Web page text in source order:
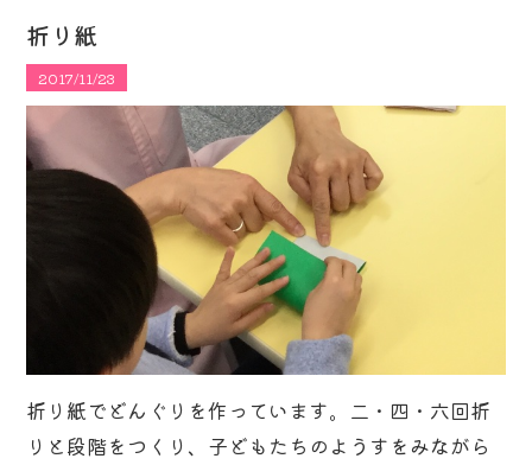
折り紙
2017/11/23
折り紙でどんぐりを作っています。二・四・六回折
りと段階をつくり、子どもたちのようすをみながら